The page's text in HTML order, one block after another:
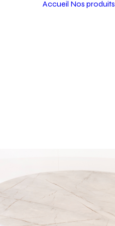
Accueil Nos produits